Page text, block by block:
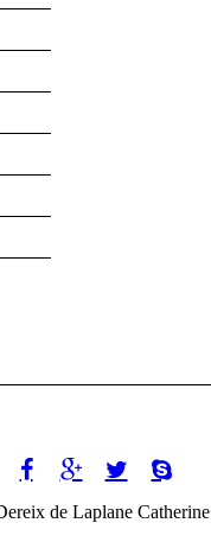
de Laplane Catherine